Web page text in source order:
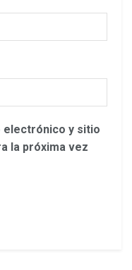
electrónico y sitio
la próxima vez